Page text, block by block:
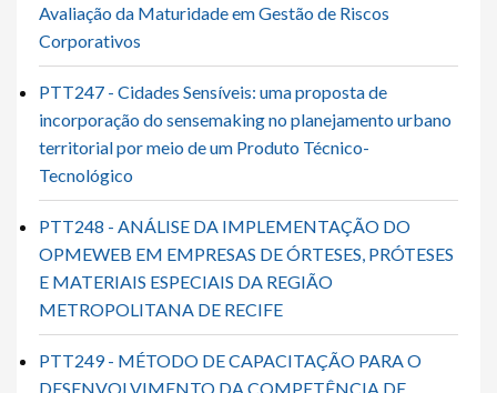
Avaliação da Maturidade em Gestão de Riscos
Corporativos
PTT247 - Cidades Sensíveis: uma proposta de
incorporação do sensemaking no planejamento urbano
territorial por meio de um Produto Técnico-
Tecnológico
PTT248 - ANÁLISE DA IMPLEMENTAÇÃO DO
OPMEWEB EM EMPRESAS DE ÓRTESES, PRÓTESES
E MATERIAIS ESPECIAIS DA REGIÃO
METROPOLITANA DE RECIFE
PTT249 - MÉTODO DE CAPACITAÇÃO PARA O
DESENVOLVIMENTO DA COMPETÊNCIA DE